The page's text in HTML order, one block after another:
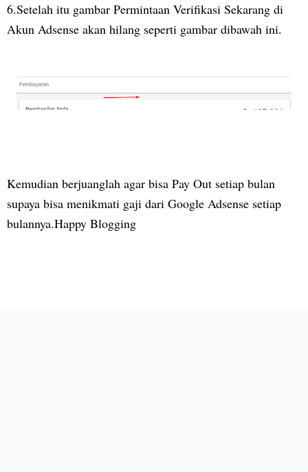
6.Setelah itu gambar Permintaan Verifikasi Sekarang di
Akun Adsense akan hilang seperti gambar dibawah ini.
Kemudian berjuanglah agar bisa Pay Out setiap bulan
supaya bisa menikmati gaji dari Google Adsense setiap
bulannya.Happy Blogging